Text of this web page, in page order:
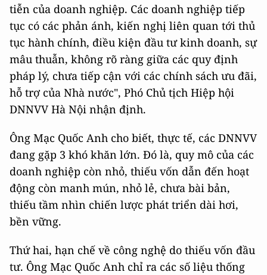
tiễn của doanh nghiệp. Các doanh nghiệp tiếp
tục có các phản ánh, kiến nghị liên quan tới thủ
tục hành chính, điều kiện đầu tư kinh doanh, sự
mâu thuẫn, không rõ ràng giữa các quy định
pháp lý, chưa tiếp cận với các chính sách ưu đãi,
hỗ trợ của Nhà nước", Phó Chủ tịch Hiệp hội
DNNVV Hà Nội nhận định.
Ông Mạc Quốc Anh cho biết, thực tế, các DNNVV
đang gặp 3 khó khăn lớn. Đó là, quy mô của các
doanh nghiệp còn nhỏ, thiếu vốn dẫn đến hoạt
động còn manh mún, nhỏ lẻ, chưa bài bản,
thiếu tầm nhìn chiến lược phát triển dài hơi,
bền vững.
Thứ hai, hạn chế về công nghệ do thiếu vốn đầu
tư. Ông Mạc Quốc Anh chỉ ra các số liệu thống